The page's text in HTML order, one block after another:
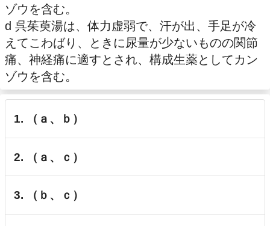
ゾウを含む。
d 呉茱萸湯は、体力虚弱で、汗が出、手足が冷
えてこわばり、ときに尿量が少ないものの関節
痛、神経痛に適すとされ、構成生薬としてカン
ゾウを含む。
1. （ａ、ｂ）
2. （ａ、ｃ）
3. （ｂ、ｃ）